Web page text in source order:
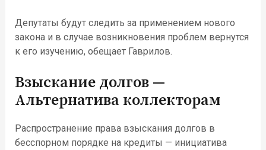
Депутаты будут следить за применением нового
закона и в случае возникновения проблем вернутся
к его изучению, обещает Гаврилов.
Взыскание долгов —
Альтернатива коллекторам
Распространение права взыскания долгов в
бесспорном порядке на кредиты — инициатива